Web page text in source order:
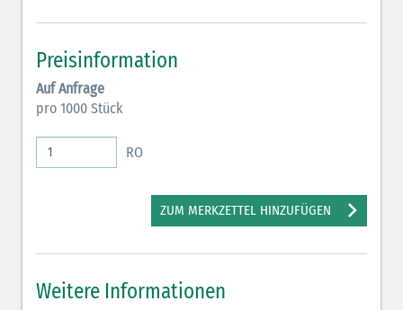
Antiemetika (salmon)
Verschiedene Medikamente (weiß)
Antikoagulantien (hellgrau/weiß mit schwarzem
Rahmen)
Koagulantien (hellgrau/weiß schwarz schraffierterm
Bronchodilatatoren (blau-braun)
Inodilatatoren (rot-grün)
Preisinformation
Auf Anfrage
pro 1000 Stück
RO
ZUM MERKZETTEL HINZUFÜGEN
Weitere Informationen